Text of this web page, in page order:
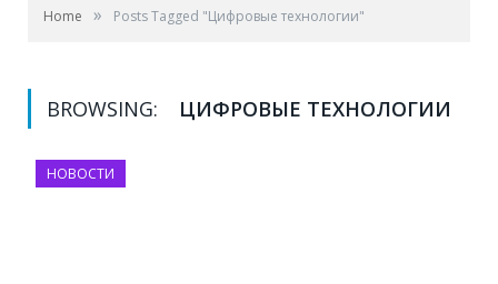
Home » Posts Tagged "Цифровые технологии"
BROWSING: ЦИФРОВЫЕ ТЕХНОЛОГИИ
НОВОСТИ